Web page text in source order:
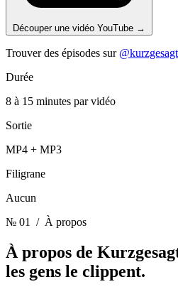
Découper une vidéo YouTube →
Trouver des épisodes sur @kurzgesagt
Durée
8 à 15 minutes par vidéo
Sortie
MP4 + MP3
Filigrane
Aucun
№ 01
/ À propos
À propos de
les gens le clippent.